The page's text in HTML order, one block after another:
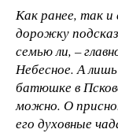
Как ранее, так и
дорожку
семью ли, –
Небесное. А
батюшке в
можно. О
его духовные